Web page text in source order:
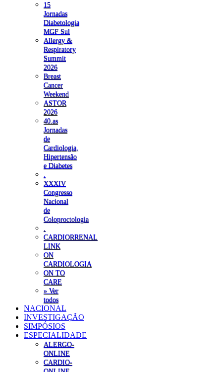
15
Jornadas
Diabetologia
MGF Sul
Allergy &
Respiratory
Summit
2026
Breast
Cancer
Weekend
ASTOR
2026
40.as
Jornadas
de
Cardiologia,
Hipertensão
e Diabetes
XXXIV
Congresso
Nacional
de
Coloproctologia
CARDIORRENAL
LINK
ON
CARDIOLOGIA
ON TO
CARE
» Ver
todos
NACIONAL
INVESTIGAÇÃO
SIMPÓSIOS
ESPECIALIDADE
ALERGO-
ONLINE
CARDIO-